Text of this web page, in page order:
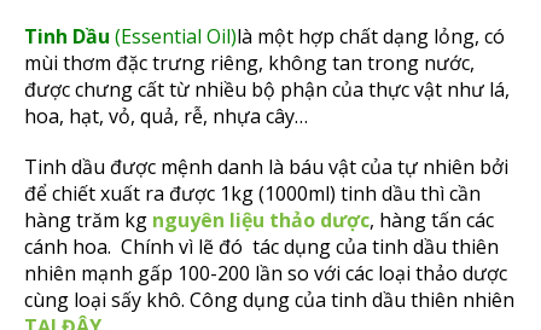
Tinh Dầu (Essential Oil)là một hợp chất dạng lỏng, có
mùi thơm đặc trưng riêng, không tan trong nước,
được chưng cất từ nhiều bộ phận của thực vật như lá,
hoa, hạt, vỏ, quả, rễ, nhựa cây…
Tinh dầu được mệnh danh là báu vật của tự nhiên bởi
để chiết xuất ra được 1kg (1000ml) tinh dầu thì cần
hàng trăm kg nguyên liệu thảo dược, hàng tấn các
cánh hoa. Chính vì lẽ đó tác dụng của tinh dầu thiên
nhiên mạnh gấp 100-200 lần so với các loại thảo dược
cùng loại sấy khô. Công dụng của tinh dầu thiên nhiên